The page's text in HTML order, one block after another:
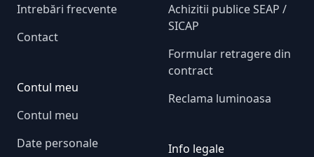
Intrebări frecvente
Contact
Contul meu
Contul meu
Date personale
Achizitii publice SEAP /
SICAP
Formular retragere din
contract
Reclama luminoasa
Info legale